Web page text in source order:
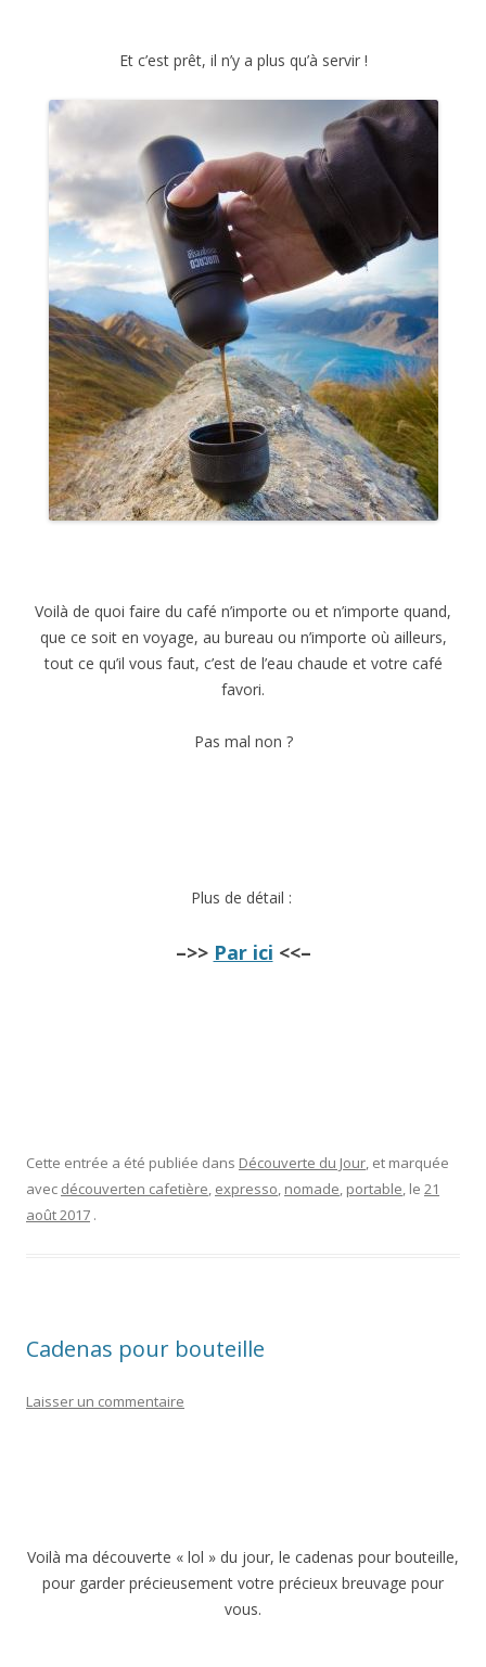
Et c’est prêt, il n’y a plus qu’à servir !
Voilà de quoi faire du café n’importe ou et n’importe quand,
que ce soit en voyage, au bureau ou n’importe où ailleurs,
tout ce qu’il vous faut, c’est de l’eau chaude et votre café
favori.
Pas mal non ?
Plus de détail :
–>> Par ici <<–
Cette entrée a été publiée dans Découverte du Jour, et marquée
avec découverten cafetière, expresso, nomade, portable, le 21
août 2017 .
Cadenas pour bouteille
Laisser un commentaire
Voilà ma découverte « lol » du jour, le cadenas pour bouteille,
pour garder précieusement votre précieux breuvage pour
vous.